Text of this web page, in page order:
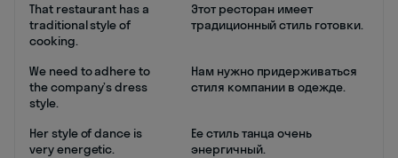
That restaurant has a
traditional style of
cooking.
Этот ресторан имеет
традиционный стиль готовки.
We need to adhere to
the company’s dress
style.
Нам нужно придерживаться
стиля компании в одежде.
Her style of dance is
very energetic.
Ее стиль танца очень
энергичный.